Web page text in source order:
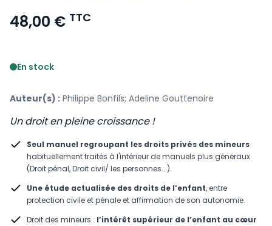
48,00 € TTC
En stock
Auteur(s) : Philippe Bonfils; Adeline Gouttenoire
Un droit en pleine croissance !
Seul manuel regroupant les droits privés des mineurs
habituellement traités à l'intérieur de manuels plus généraux
(Droit pénal, Droit civil/ les personnes...).
Une étude actualisée des droits de l’enfant, entre
protection civile et pénale et affirmation de son autonomie.
Droit des mineurs : l’intérêt supérieur de l’enfant au cœur